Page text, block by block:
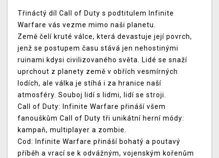
Třináctý díl Call of Duty s podtitulem Infinite
Warfare vás vezme mimo naši planetu.
Země čelí kruté válce, která devastuje její povrch,
jenž se postupem času stává jen nehostinými
ruinami kdysi civilizovaného světa. Lidé se snaží
uprchout z planety země v obřích vesmírných
lodích, ale válka je stíhá i za hranice naší
atmosféry. Souboj lidí s lidmi, lidí se stroji.
Call of Duty: Infinite Warfare přináší všem
fanouškům Call of Duty tři unikátní herní módy:
kampaň, multiplayer a zombie.
Cod: Infinite Warfare přináší bohatý a poutavý
příběh a vrací se k odvážným, vojenským kořenům